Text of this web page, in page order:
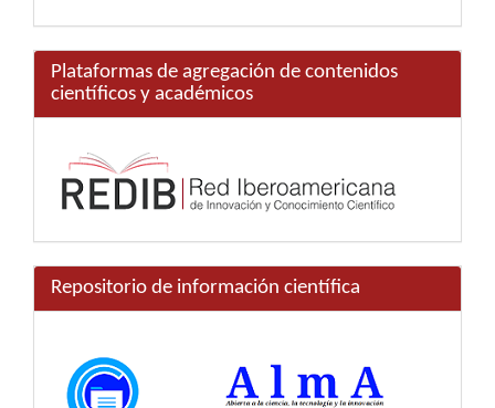
Plataformas de agregación de contenidos
científicos y académicos
Repositorio de información científica